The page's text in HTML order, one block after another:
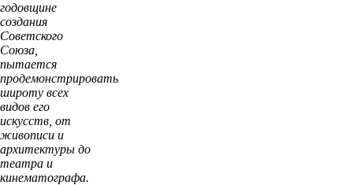
годовщине
создания
Советского
Союза,
пытается
продемонстрировать
широту всех
видов его
искусств, от
живописи и
архитектуры до
театра и
кинематографа.